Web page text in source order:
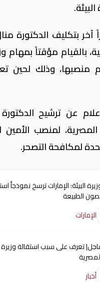
آخر بتكليف الدكتورة
بالقيام مؤقتاً بمهام
منصبها، وذلك لحين
عن ترشيح
المصرية، لمنصب الأمين
لمكافحة التصحر.
البيئة: الإمارات ترسخ نموذجاً
الطبيعة
الإمارات
تعرف على سبب استقالة وزيرة
أخبار